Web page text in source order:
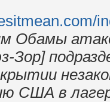
Обамы
Зор]
США в